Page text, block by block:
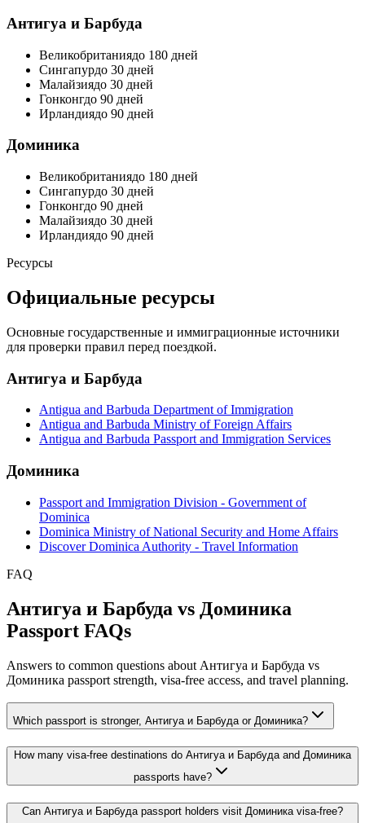
Антигуа и Барбуда
Великобританиядо 180 дней
Сингапурдо 30 дней
Малайзиядо 30 дней
Гонконгдо 90 дней
Ирландиядо 90 дней
Доминика
Великобританиядо 180 дней
Сингапурдо 30 дней
Гонконгдо 90 дней
Малайзиядо 30 дней
Ирландиядо 90 дней
Ресурсы
Официальные ресурсы
Основные государственные и иммиграционные источники
для проверки правил перед поездкой.
Антигуа и Барбуда
Antigua and Barbuda Department of Immigration
Antigua and Barbuda Ministry of Foreign Affairs
Antigua and Barbuda Passport and Immigration Services
Доминика
Passport and Immigration Division - Government of
Dominica
Dominica Ministry of National Security and Home Affairs
Discover Dominica Authority - Travel Information
FAQ
Антигуа и Барбуда vs Доминика
Passport FAQs
Answers to common questions about Антигуа и Барбуда vs
Доминика passport strength, visa-free access, and travel planning.
Which passport is stronger, Антигуа и Барбуда or Доминика?
How many visa-free destinations do Антигуа и Барбуда and Доминика
passports have?
Can Антигуа и Барбуда passport holders visit Доминика visa-free?